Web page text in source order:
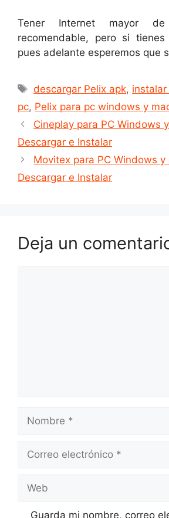
Tener Internet mayor
recomendable, pero si
pues adelante esperemos que
Etiquetas
descargar Pelix apk, instalar
pc, Pelix para pc windows y
Cineplay para PC Windows
Descargar e Instalar
Movitex para PC Windows y
Descargar e Instalar
Deja un
Nombre
Correo
Web
Guarda mi nombre, correo